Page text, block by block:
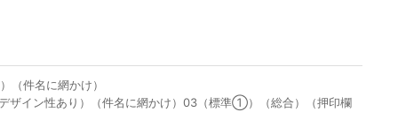
（件名に網かけ）
ザイン性あり）（件名に網かけ）03（標準①）（総合）（押印欄